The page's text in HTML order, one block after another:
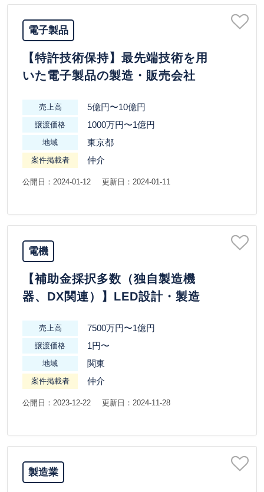
電子製品
【特許技術保持】最先端技術を用
いた電子製品の製造・販売会社
売上高 5億円〜10億円
譲渡価格 1000万円〜1億円
地域 東京都
案件掲載者 仲介
公開日：2024-01-12 更新日：2024-01-11
電機
【補助金採択多数（独自製造機
器、DX関連）】LED設計・製造
売上高 7500万円〜1億円
譲渡価格 1円〜
地域 関東
案件掲載者 仲介
公開日：2023-12-22 更新日：2024-11-28
製造業